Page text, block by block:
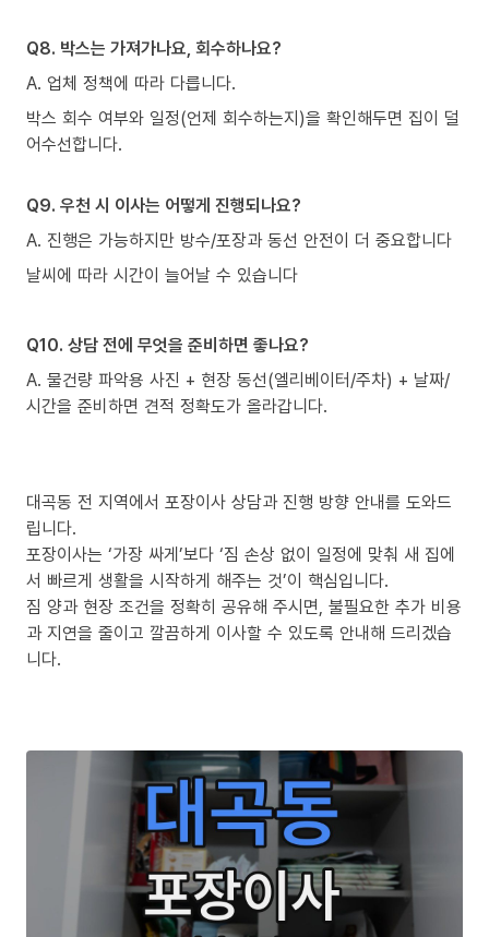
Q8. 박스는 가져가나요, 회수하나요?
A. 업체 정책에 따라 다릅니다.
박스 회수 여부와 일정(언제 회수하는지)을 확인해두면 집이 덜
어수선합니다.
Q9. 우천 시 이사는 어떻게 진행되나요?
A. 진행은 가능하지만 방수/포장과 동선 안전이 더 중요합니다
날씨에 따라 시간이 늘어날 수 있습니다
Q10. 상담 전에 무엇을 준비하면 좋나요?
A. 물건량 파악용 사진 + 현장 동선(엘리베이터/주차) + 날짜/
시간을 준비하면 견적 정확도가 올라갑니다.
대곡동 전 지역에서 포장이사 상담과 진행 방향 안내를 도와드
립니다.
포장이사는 ‘가장 싸게’보다 ‘짐 손상 없이 일정에 맞춰 새 집에
서 빠르게 생활을 시작하게 해주는 것’이 핵심입니다.
짐 양과 현장 조건을 정확히 공유해 주시면, 불필요한 추가 비용
과 지연을 줄이고 깔끔하게 이사할 수 있도록 안내해 드리겠습
니다.